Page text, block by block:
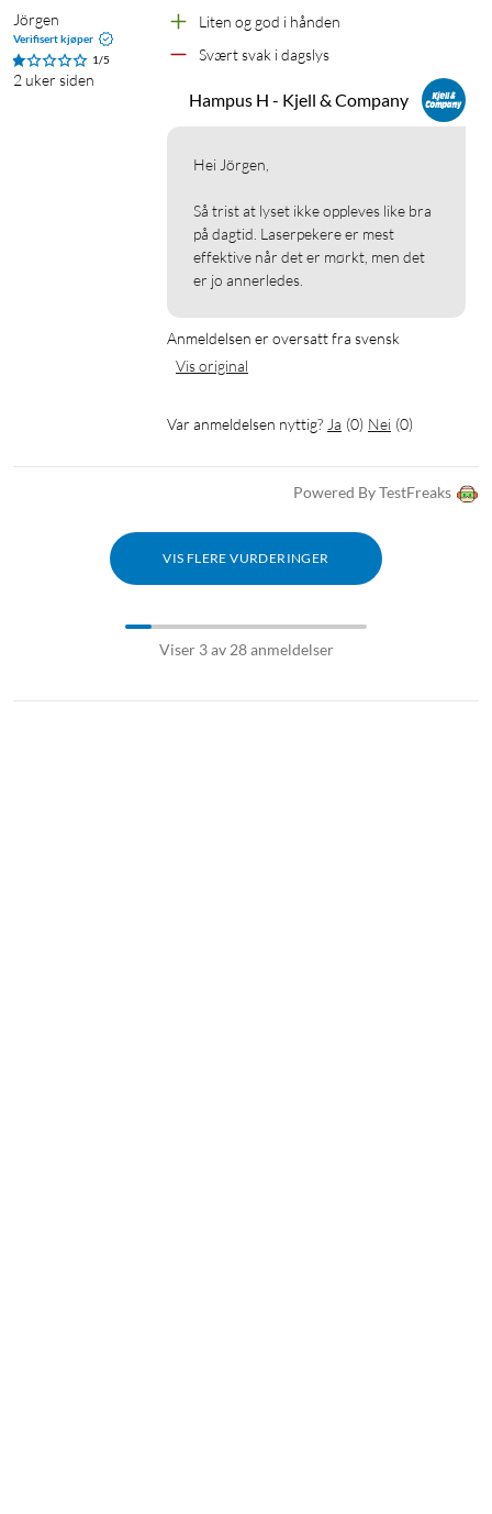
Jörgen
Verifisert kjøper
1/5
2 uker siden
Liten og god i hånden
Svært svak i dagslys
Hampus H - Kjell & Company
Hei Jörgen,
Så trist at lyset ikke oppleves like bra
på dagtid. Laserpekere er mest
effektive når det er mørkt, men det
er jo annerledes.
Anmeldelsen er oversatt fra svensk
Vis original
Var anmeldelsen nyttig? Ja (0) Nei (0)
Powered By TestFreaks
VIS FLERE VURDERINGER
Viser 3 av 28 anmeldelser